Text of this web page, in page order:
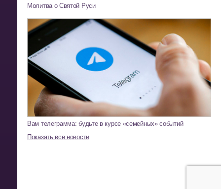
Молитва о Святой Руси
Вам телеграмма: будьте в курсе «семейных» событий
Показать все новости